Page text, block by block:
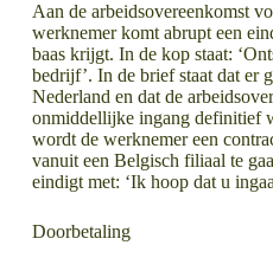
Aan de arbeidsovereenkomst
werknemer komt abrupt een
baas krijgt. In de kop staat:
bedrijf’. In de brief staat dat er
Nederland en dat de
onmiddellijke ingang definitief
wordt de werknemer een
vanuit een Belgisch filiaal te
eindigt met: ‘Ik hoop dat u
Doorbetaling